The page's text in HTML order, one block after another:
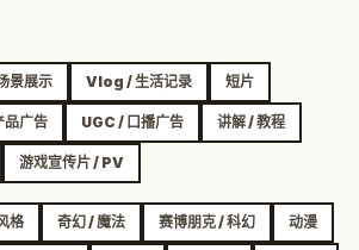
景展示 Vlog / 生活记录 短片
品广告 UGC / 口播广告 讲解 / 教程
游戏宣传片 / PV
格 奇幻 / 魔法 赛博朋克 / 科幻 动漫